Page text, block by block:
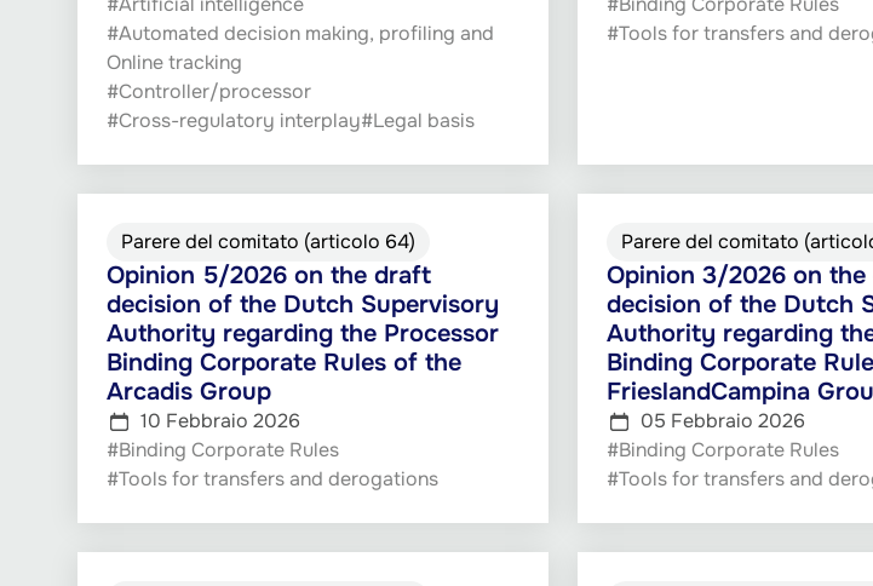
#Automated decision making, profiling and
Online tracking
#Controller/processor
#Cross-regulatory interplay#Legal basis
#Tools for transfers and
Opinion 5/2026 on the draft
decision of the Dutch Supervisory
Authority regarding the Processor
Binding Corporate Rules of the
Arcadis Group
Parere del comitato (articolo 64)
10 Febbraio 2026
#Binding Corporate Rules
#Tools for transfers and derogations
Opinion 3/2026 on
decision of the Dutch
Authority regarding
Binding Corporate
FrieslandCampina
Parere del comitato
05 Febbraio 2026
#Binding Corporate Rules
#Tools for transfers and